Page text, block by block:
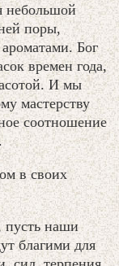
небольшой
поры,
Бог
времен года,
И мы
мастерству
соотношение
в своих
пусть наши
благими для